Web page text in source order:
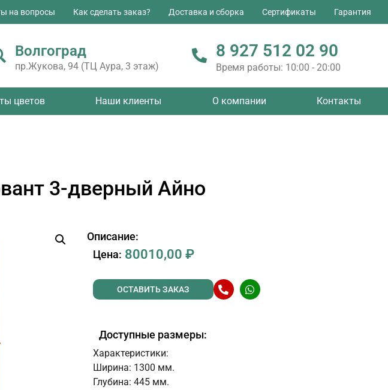
на вопросы Как сделать заказ? Доставка и сборка Сертификаты Гарантия
Волгоград
пр.Жукова, 94 (ТЦ Аура, 3 этаж)
8 927 512 02 90
Время работы: 10:00 - 20:00
цветов Наши клиенты О компании Контакты
3-дверный Айно
Описание:
Цена: 80010,00 ₽
ОСТАВИТЬ ЗАКАЗ
Доступные размеры:
Характеристики:
Ширина: 1300 мм.
Глубина: 445 мм.